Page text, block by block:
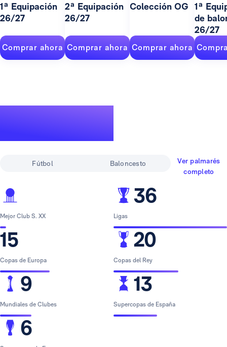
1ª Equipación
26/27
Comprar ahora
2ª Equipación
26/27
Comprar ahora
Colección OG
Comprar ahora
1ª
de
26/27
Fútbol Baloncesto
Ver palmarés
completo
Mejor Club S. XX
Copas de Europa
9
Mundiales de Clubes
6
36
Ligas
20
Copas del Rey
13
Supercopas de España